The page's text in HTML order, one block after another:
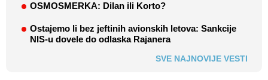
OSMOSMERKA: Dilan ili Korto?
Ostajemo li bez jeftinih avionskih letova: Sankcije
NIS-u dovele do odlaska Rajanera
SVE NAJNOVIJE VESTI